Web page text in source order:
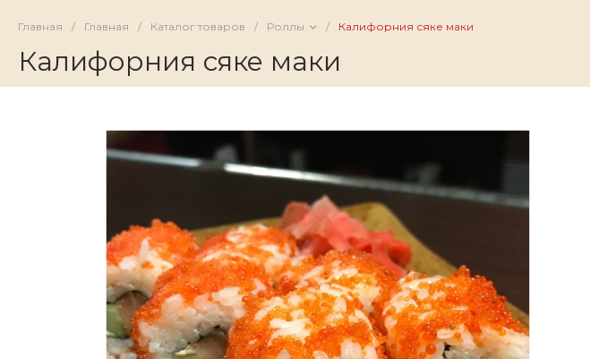
Главная / Главная / Каталог товаров / Роллы / Калифорния сяке маки
Калифорния сяке маки